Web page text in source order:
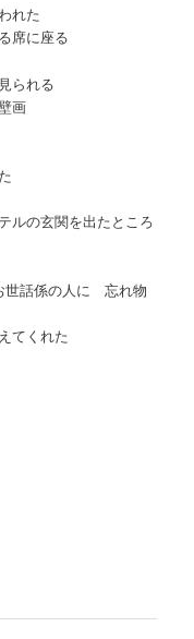
れた
席に座る
られる
画
の玄関を出たところ
話係の人に 忘れ物
てくれた